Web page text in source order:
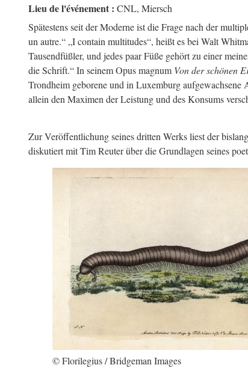
Lieu de l'événement : CNL, Miersch
Spätestens seit der Moderne ist die Frage nach der
un autre.“ „I contain multitudes“, heißt es bei Walt
Tausendfüßler, und jedes paar Füße gehört zu einer
die Schrift.“ In seinem Opus magnum Von der schönen
Trondheim geborene und in Luxemburg
allein den Maximen der Leistung und des Konsums
Zur Veröffentlichung seines dritten Werks liest der
diskutiert mit Tim Reuter über die Grundlagen seines
© Florilegius / Bridgeman Images